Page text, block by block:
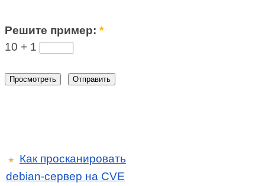
Решите пример:*
10 + 1
★
Как просканировать
debian-сервер на CVE